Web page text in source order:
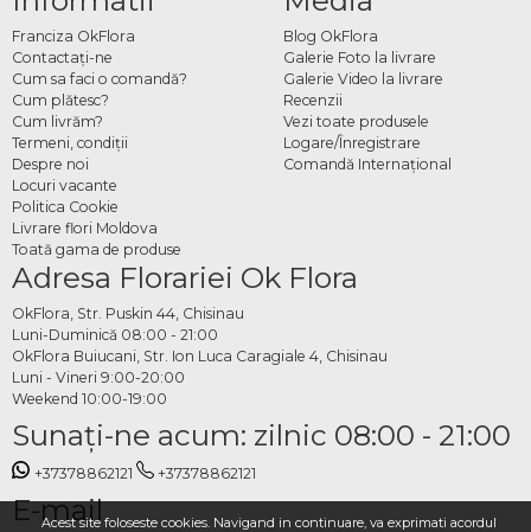
Acest site foloseste cookies. Navigand in continuare, va exprimati acordul
Franciza OkFlora
Contactaţi-ne
Cum sa faci o comandă?
Cum plătesc?
Cum livrăm?
Termeni, condiţii
Despre noi
Locuri vacante
Politica Cookie
Livrare flori Moldova
Toată gama de produse
Blog OkFlora
Galerie Foto la livrare
Galerie Video la livrare
Recenzii
Vezi toate produsele
Logare/Înregistrare
Comandă Internațional
Adresa Florariei Ok Flora
OkFlora, Str. Puskin 44, Chisinau
Luni-Duminică 08:00 - 21:00
OkFlora Buiucani, Str. Ion Luca Caragiale 4, Chisinau
Luni - Vineri 9:00-20:00
Weekend 10:00-19:00
Sunaţi-ne acum: zilnic 08:00 - 21:00
+37378862121 +37378862121
E-mail